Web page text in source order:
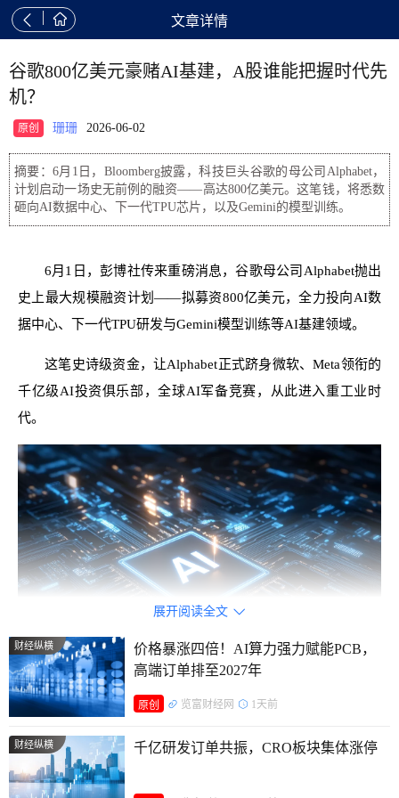
  文章详情
谷歌800亿美元豪赌AI基建，A股谁能把握时代先
机？
原创 珊珊 2026-06-02
摘要：6月1日，Bloomberg披露，科技巨头谷歌的母公司Alphabet，
计划启动一场史无前例的融资——高达800亿美元。这笔钱，将悉数
砸向AI数据中心、下一代TPU芯片，以及Gemini的模型训练。
6月1日，彭博社传来重磅消息，谷歌母公司Alphabet抛出
史上最大规模融资计划——拟募资800亿美元，全力投向AI数
据中心、下一代TPU研发与Gemini模型训练等AI基建领域。
这笔史诗级资金，让Alphabet正式跻身微软、Meta领衔的
千亿级AI投资俱乐部，全球AI军备竞赛，从此进入重工业时
代。
巨头的焦虑与资本的远见
要理解谷歌的“孤注一掷”，必须先读懂其财报电话会议
上，CEO桑达尔·皮查伊那句坦诚到近乎焦虑的回答。当被问
展开阅读全文 
财经纵横
价格暴涨四倍！AI算力强力赋能PCB，
高端订单排至2027年
原创 览富财经网 1天前
财经纵横 千亿研发订单共振，CRO板块集体涨停